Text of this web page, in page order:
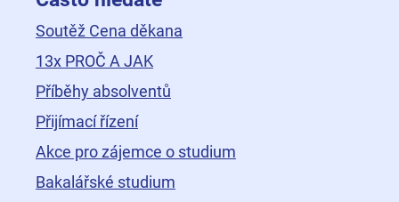
Soutěž Cena děkana
13x PROČ A JAK
Příběhy absolventů
Přijímací řízení
Akce pro zájemce o studium
Bakalářské studium